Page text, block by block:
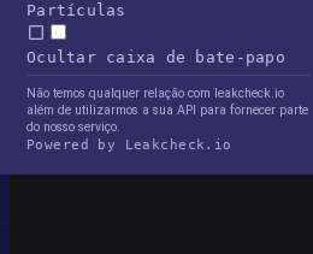
Partículas
Ocultar caixa de bate-papo
Não temos qualquer relação com leakcheck.io
além de utilizarmos a sua API para fornecer parte
do nosso serviço.
Powered by Leakcheck.io